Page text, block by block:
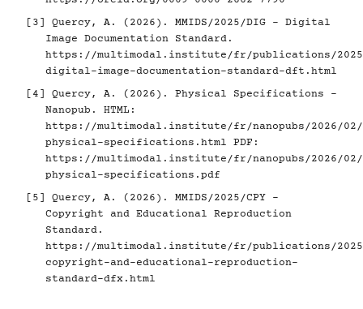
[3]
Quercy, A. (2026). MMIDS/2025/DIG - Digital
Image Documentation Standard.
https://multimodal.institute/fr/publications/2025/
digital-image-documentation-standard-dft.html
[4]
Quercy, A. (2026). Physical Specifications -
Nanopub. HTML:
https://multimodal.institute/fr/nanopubs/2026/02/
physical-specifications.html PDF:
https://multimodal.institute/fr/nanopubs/2026/02/
physical-specifications.pdf
[5]
Quercy, A. (2026). MMIDS/2025/CPY -
Copyright and Educational Reproduction
Standard.
https://multimodal.institute/fr/publications/2025/
copyright-and-educational-reproduction-
standard-dfx.html